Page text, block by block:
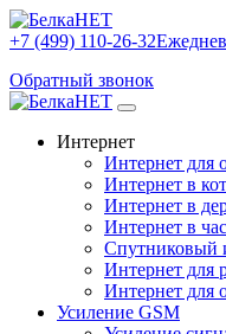
+7 (499) 110-26-32
Обратный звонок
Интернет
Интернет для
Интернет в
Интернет в
Интернет в
Спутниковый
Интернет для
Интернет для
Усиление GSM